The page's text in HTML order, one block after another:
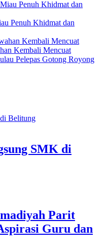
Penuh Khidmat dan
Kembali Mencuat
Gotong Royong
SMK di
Parit
Guru dan